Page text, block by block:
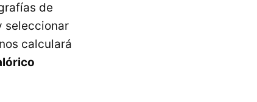
de
seleccionar
calculará